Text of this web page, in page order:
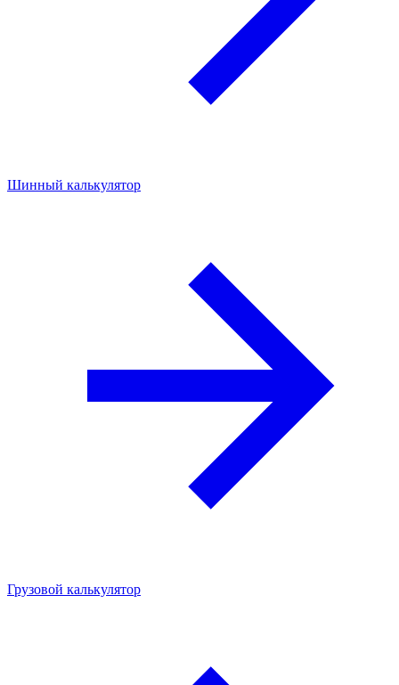
Шинный калькулятор
Грузовой калькулятор